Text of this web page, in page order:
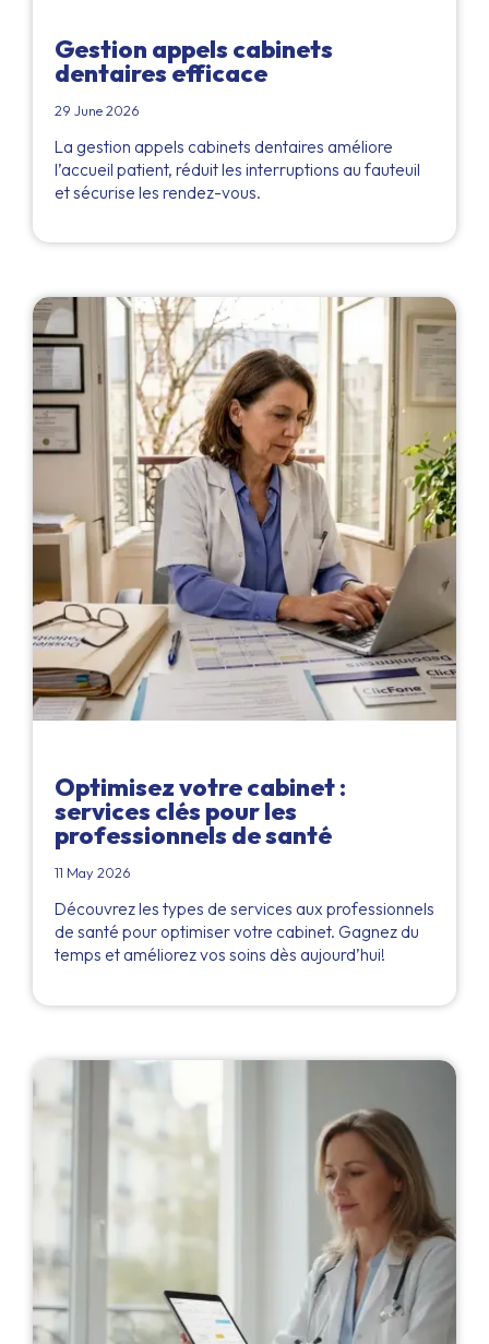
Gestion appels cabinets
dentaires efficace
29 June 2026
La gestion appels cabinets dentaires améliore
l’accueil patient, réduit les interruptions au fauteuil
et sécurise les rendez-vous.
Optimisez votre cabinet :
services clés pour les
professionnels de santé
11 May 2026
Découvrez les types de services aux professionnels
de santé pour optimiser votre cabinet. Gagnez du
temps et améliorez vos soins dès aujourd’hui!